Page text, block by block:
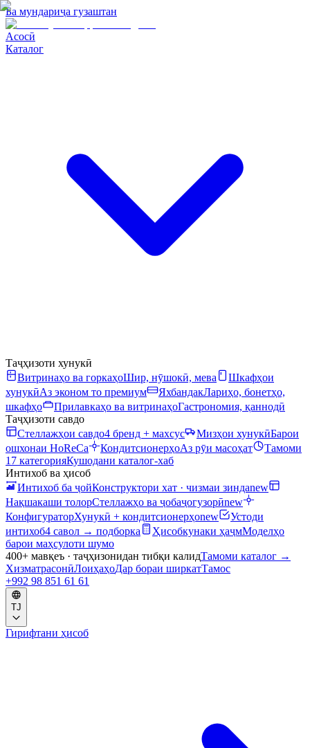
Ба мундариҷа гузаштан
Асосӣ
Каталог
Таҷҳизоти хунукӣ
Витринаҳо ва горкаҳоШир, нӯшокӣ, мева
Шкафҳои
хунукӣАз эконом то премиум ЯхбандакЛариҳо, бонетҳо,
шкафҳо
Прилавкаҳо ва витринаҳоГастрономия, қаннодӣ
Таҷҳизоти савдо
Стеллажҳои савдо4 бренд + махсус Мизҳои хунукӣБарои
ошхонаи HoReCa
КондитсионерҳоАз рӯи масоҳат
Тамоми
17 категорияКушодани каталог-хаб
Интихоб ва ҳисоб
Интихоб ба ҷойКонструктори хат · чизмаи зиндаnew
Нақшакаши толорСтеллажҳо ва ҷобаҷогузорӣnew
КонфигураторХунукӣ + кондитсионерҳоnew
Устоди
интихоб4 савол → подборка Ҳисобкунаки ҳаҷмМоделҳо
барои маҳсулоти шумо
400+ мавқеъ · таҷҳизонидан тибқи калидТамоми каталог →
ХизматрасонӣЛоиҳаҳоДар бораи ширкатТамос
+992 98 851 61 61
TJ
Гирифтани ҳисоб